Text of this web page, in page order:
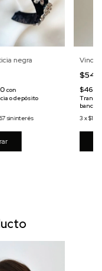
negra
con
o depósito
sin interés
3 x